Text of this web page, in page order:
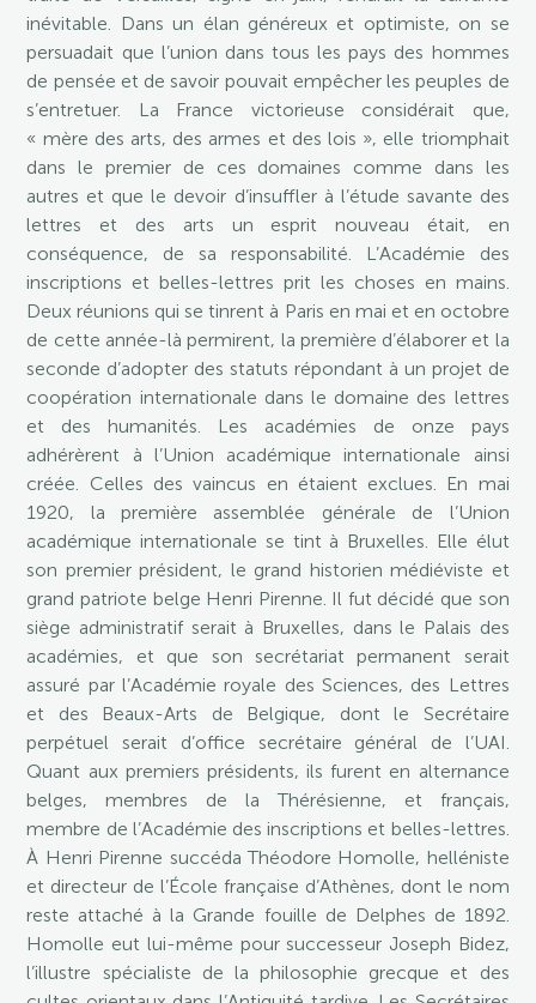
inévitable. Dans un élan généreux et optimiste, on se
persuadait que l’union dans tous les pays des hommes
de pensée et de savoir pouvait empêcher les peuples de
s’entretuer. La France victorieuse considérait que,
« mère des arts, des armes et des lois », elle triomphait
dans le premier de ces domaines comme dans les
autres et que le devoir d’insuffler à l’étude savante des
lettres et des arts un esprit nouveau était, en
conséquence, de sa responsabilité. L’Académie des
inscriptions et belles-lettres prit les choses en mains.
Deux réunions qui se tinrent à Paris en mai et en octobre
de cette année-là permirent, la première d’élaborer et la
seconde d’adopter des statuts répondant à un projet de
coopération internationale dans le domaine des lettres
et des humanités. Les académies de onze pays
adhérèrent à l’Union académique internationale ainsi
créée. Celles des vaincus en étaient exclues. En mai
1920, la première assemblée générale de l’Union
académique internationale se tint à Bruxelles. Elle élut
son premier président, le grand historien médiéviste et
grand patriote belge Henri Pirenne. Il fut décidé que son
siège administratif serait à Bruxelles, dans le Palais des
académies, et que son secrétariat permanent serait
assuré par l’Académie royale des Sciences, des Lettres
et des Beaux-Arts de Belgique, dont le Secrétaire
perpétuel serait d’office secrétaire général de l’UAI.
Quant aux premiers présidents, ils furent en alternance
belges, membres de la Thérésienne, et français,
membre de l’Académie des inscriptions et belles-lettres.
À Henri Pirenne succéda Théodore Homolle, helléniste
et directeur de l’École française d’Athènes, dont le nom
reste attaché à la Grande fouille de Delphes de 1892.
Homolle eut lui-même pour successeur Joseph Bidez,
l’illustre spécialiste de la philosophie grecque et des